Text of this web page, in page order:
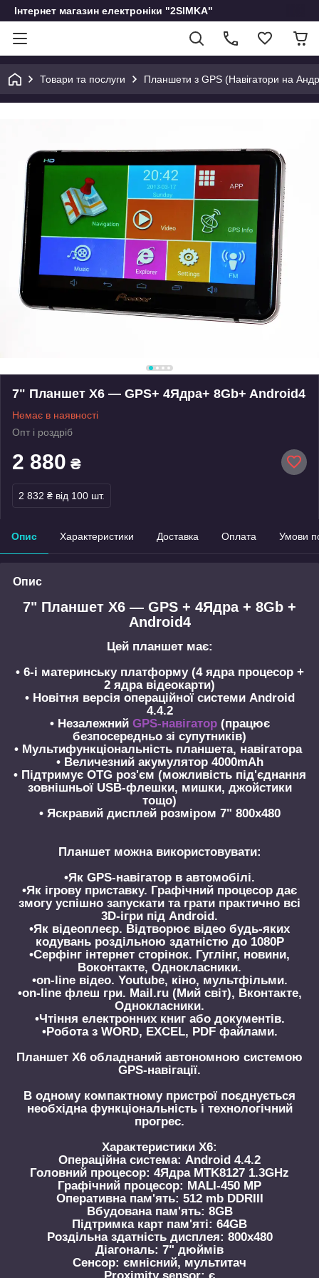
Інтернет магазин електроніки "2SIMKA"
Товари та послуги Планшети з GPS (Навігатори на
7" Планшет X6 — GPS+ 4Ядра+ 8Gb+ Android4
Немає в наявності
Опт і роздріб
2 880 ₴
2 832 ₴ від 100 шт.
Опис Характеристики Доставка Оплата Умови
Опис
7" Планшет X6 — GPS + 4Ядра + 8Gb +
Android4
Цей планшет має:
• 6-і материнську платформу (4 ядра процесор +
2 ядра відеокарти)
• Новітня версія операційної системи Android
4.4.2
• Незалежний GPS-навігатор(працює
безпосередньо зі супутників)
• Мультифункціональність планшета, навігатора
• Величезний акумулятор 4000mAh
• Підтримує OTG роз'єм (можливість під'єднання
зовнішньої USB-флешки, мишки, джойстики
тощо)
• Яскравий дисплей розміром 7" 800х480
Планшет можна використовувати:
•Як GPS-навігатор в автомобілі.
•Як ігрову приставку. Графічний процесор дає
змогу успішно запускати та грати практично всі
3D-ігри під Android.
•Як відеоплеєр. Відтворює відео будь-яких
кодувань роздільною здатністю до 1080P
•Серфінг інтернет сторінок. Гуглінг, новини,
Воконтакте, Однокласники.
•on-line відео. Youtube, кіно, мультфільми.
•on-line флеш гри. Mail.ru (Мий світ), Вконтакте,
Однокласники.
•Чтіння електронних книг або документів.
•Робота з WORD, EXCEL, PDF файлами.
Планшет X6 обладнаний автономною системою
GPS-навігації.
В одному компактному пристрої поєднується
необхідна функціональність і технологічний
прогрес.
Характеристики X6:
Операційна система: Android 4.4.2
Головний процесор: 4Ядра MTK8127 1.3GHz
Графічний процесор: MALI-450 MP
Оперативна пам'ять: 512 mb DDRIII
Вбудована пам'ять: 8GB
Підтримка карт пам'яті: 64GB
Роздільна здатність дисплея: 800x480
Діагональ: 7" дюймів
Сенсор: ємнісний, мультитач